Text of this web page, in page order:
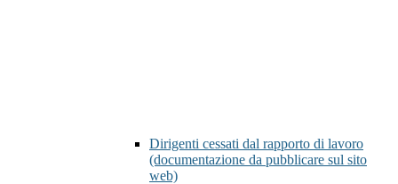
Dirigenti cessati dal rapporto di lavoro
(documentazione da pubblicare sul sito
web)